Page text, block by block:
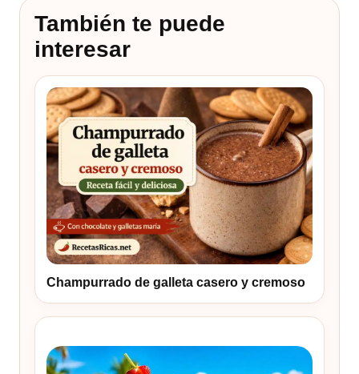
También te puede
interesar
Champurrado de galleta casero y cremoso